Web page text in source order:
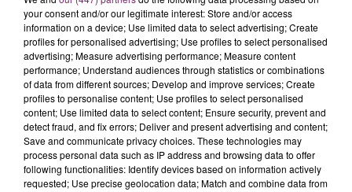
your consent and/or our legitimate interest: Store and/or access
information on a device; Use limited data to select advertising; Create
profiles for personalised advertising; Use profiles to select personalised
advertising; Measure advertising performance; Measure content
performance; Understand audiences through statistics or combinations
of data from different sources; Develop and improve services; Create
profiles to personalise content; Use profiles to select personalised
content; Use limited data to select content; Ensure security, prevent and
detect fraud, and fix errors; Deliver and present advertising and content;
Save and communicate privacy choices. These technologies may
process personal data such as IP address and browsing data to offer
following functionalities: Identify devices based on information actively
requested; Use precise geolocation data; Match and combine data from